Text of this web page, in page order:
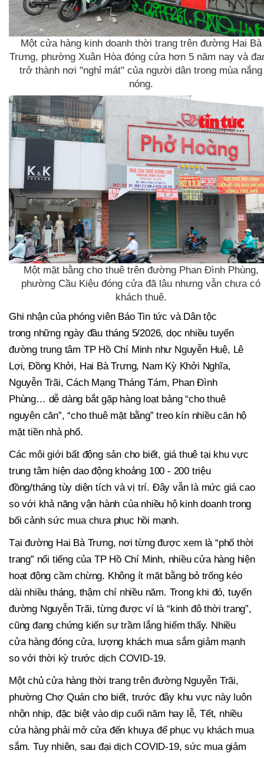
Một cửa hàng kinh doanh thời trang trên đường Hai Bà
Trưng, phường Xuân Hòa đóng cửa hơn 5 năm nay và
trở thành nơi "nghỉ mát" của người dân trong mùa nắng
nóng.
Một mặt bằng cho thuê trên đường Phan Đình Phùng,
phường Cầu Kiệu đóng cửa đã lâu nhưng vẫn chưa có
khách thuê.
Ghi nhận của phóng viên Báo Tin tức và Dân tộc
trong những ngày đầu tháng 5/2026, dọc nhiều tuyến
đường trung tâm TP Hồ Chí Minh như Nguyễn Huệ, Lê
Lợi, Đồng Khởi, Hai Bà Trưng, Nam Kỳ Khởi Nghĩa,
Nguyễn Trãi, Cách Mạng Tháng Tám, Phan Đình
Phùng… dễ dàng bắt gặp hàng loạt bảng “cho thuê
nguyên căn”, “cho thuê mặt bằng” treo kín nhiều căn hộ
mặt tiền nhà phố.
Các môi giới bất động sản cho biết, giá thuê tại khu vực
trung tâm hiện dao động khoảng 100 - 200 triệu
đồng/tháng tùy diện tích và vị trí. Đây vẫn là mức giá cao
so với khả năng vận hành của nhiều hộ kinh doanh trong
bối cảnh sức mua chưa phục hồi mạnh.
Tại đường Hai Bà Trưng, nơi từng được xem là “phố thời
trang” nổi tiếng của TP Hồ Chí Minh, nhiều cửa hàng hiện
hoạt động cầm chừng. Không ít mặt bằng bỏ trống kéo
dài nhiều tháng, thậm chí nhiều năm. Trong khi đó, tuyến
đường Nguyễn Trãi, từng được ví là “kinh đô thời trang”,
cũng đang chứng kiến sự trầm lắng hiếm thấy. Nhiều
cửa hàng đóng cửa, lượng khách mua sắm giảm mạnh
so với thời kỳ trước dịch COVID-19.
Một chủ cửa hàng thời trang trên đường Nguyễn Trãi,
phường Chợ Quán cho biết, trước đây khu vực này luôn
nhộn nhịp, đặc biệt vào dịp cuối năm hay lễ, Tết, nhiều
cửa hàng phải mở cửa đến khuya để phục vụ khách mua
sắm. Tuy nhiên, sau đại dịch COVID-19, sức mua giảm